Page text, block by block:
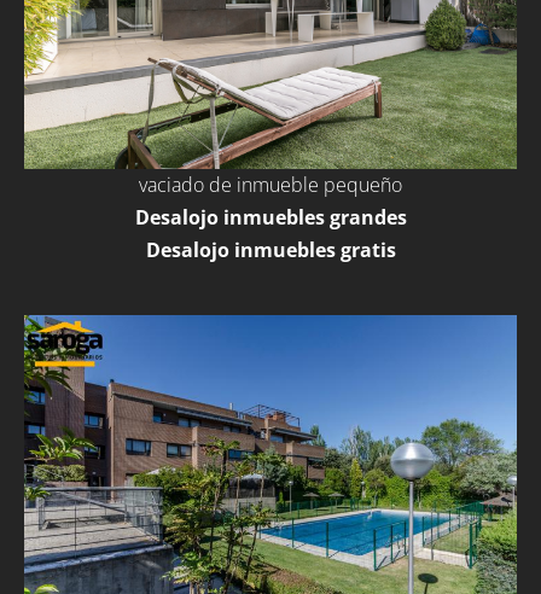
vaciado de inmueble pequeño
Desalojo inmuebles grandes
Desalojo inmuebles gratis